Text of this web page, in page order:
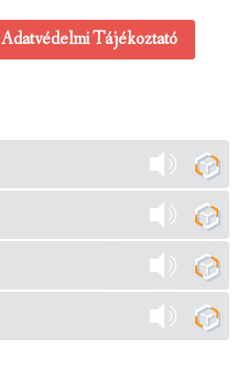
Adatvédelmi Tájékoztató